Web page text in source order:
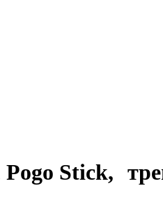
Stick,